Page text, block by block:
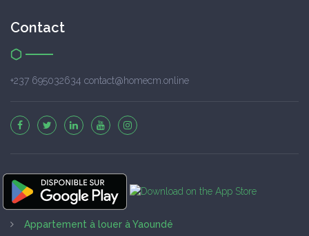
Contact
+237 695032634 contact@homecm.online
Appartement à louer à Yaoundé